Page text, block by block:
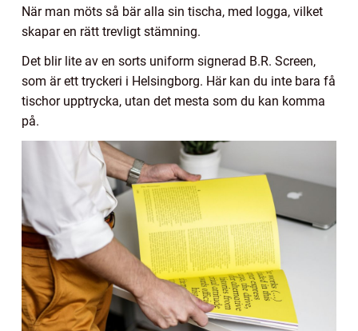
När man möts så bär alla sin tischa, med logga, vilket
skapar en rätt trevligt stämning.
Det blir lite av en sorts uniform signerad B.R. Screen,
som är ett tryckeri i Helsingborg. Här kan du inte bara få
tischor upptrycka, utan det mesta som du kan komma
på.